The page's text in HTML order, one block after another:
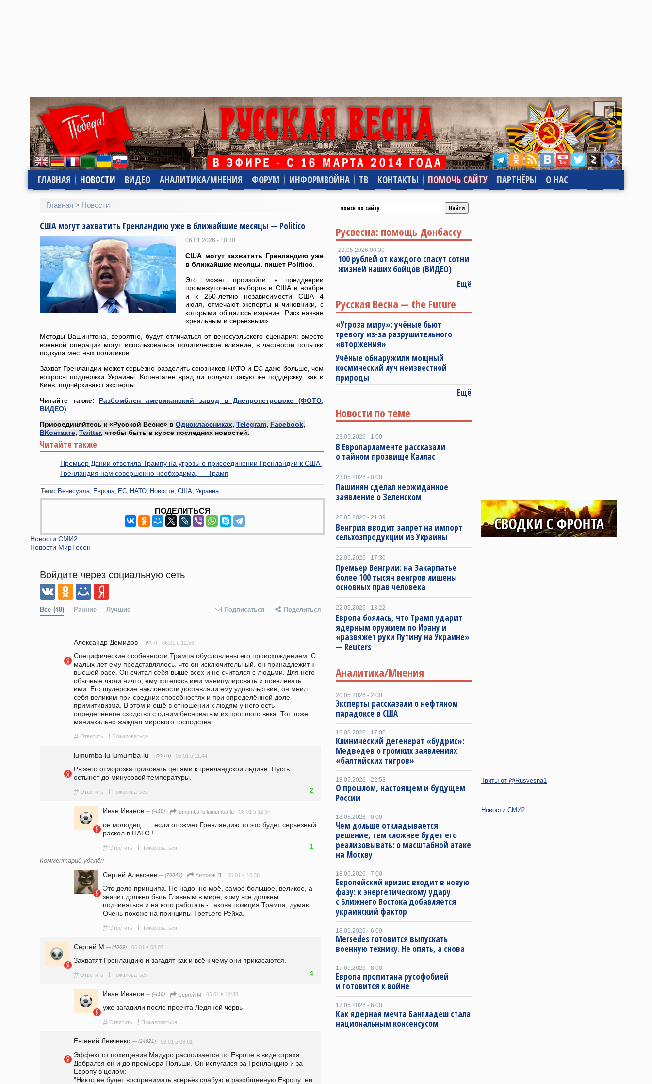
ГЛАВНАЯ НОВОСТИ ВИДЕО АНАЛИТИКА/МНЕНИЯ ФОРУМ ИНФОРМВОЙНА ТВ КОНТАКТЫ ПОМОЧЬ САЙТУ ПАРТНЁРЫ О НАС
Главная > Новости
США могут захватить Гренландию уже в ближайшие месяцы — Politico
06.01.2026 - 10:30
США могут захватить Гренландию уже
в ближайшие месяцы, пишет Politico.
Это может произойти в преддверии
промежуточных выборов в США в ноябре
и к 250-летию независимости США 4
июля, отмечают эксперты и чиновники, с
которыми общалось издание. Риск назван
«реальным и серьёзным».
Методы Вашингтона, вероятно, будут отличаться от венесуэльского сценария: вместо
военной операции могут использоваться политическое влияние, в частности попытки
подкупа местных политиков.
Захват Гренландии может серьёзно разделить союзников НАТО и ЕС даже больше, чем
вопросы поддержки Украины. Копенгаген вряд ли получит такую же поддержку, как и
Киев, подчёркивают эксперты.
Читайте также: Разбомблен американский завод в Днепропетровске (ФОТО,
ВИДЕО)
Присоединяйтесь к «Русской Весне» в Одноклассниках, Telegram, Facebook,
ВКонтакте, Twitter, чтобы быть в курсе последних новостей.
Читайте также
Премьер Дании ответила Трампу на угрозы о присоединении Гренландии к США
Гренландия нам совершенно необходима, — Трамп
Теги: Венесуэла Европа ЕС НАТО Новости США Украина
ПОДЕЛИТЬСЯ
Новости СМИ2
Новости МирТесен
Войдите через социальную сеть
Все (48) Ранние Лучшие Подписаться Поделиться
Александр Демидов — (957) 06.01 в 12:58
Специфические особенности Трампа обусловлены его происхождением. С
малых лет ему представлялось, что он исключительный, он принадлежит к
высшей расе. Он считал себя выше всех и не считался с людьми. Для него
обычные люди ничто, ему хотелось ими манипулировать и повелевать
ими. Его шулерские наклонности доставляли ему удовольствие, он мнил
себя великим при средних способностях и при определённой доле
примитивизма. В этом и ещё в отношении к людям у него есть
определённое сходство с одним бесноватым из прошлого века. Тот тоже
маниакально жаждал мирового господства.
# Ответить ! Пожаловаться
lumumba-lu lumumba-lu — (2216) 06.01 в 11:44
Рыжего отморозка приковать цепями к гренландской льдине. Пусть
остынет до минусовой температуры.
# Ответить ! Пожаловаться 2
Иван Иванов — (-418) lumumba-lu lumumba-lu 06.01 в 12:37
он молодец ..... если отожмет Гренландию то это будет серьезный
раскол в НАТО !
# Ответить ! Пожаловаться 1
Комментарий удалён
Сергей Алексеев — (70049) Антонов П. 06.01 в 10:38
Это дело принципа. Не надо, но моё, самое большое, великое, а
значит должно быть Главным в мире, кому все должны
подчиняться и на кого работать - такова позиция Трампа, думаю.
Очень похоже на принципы Третьего Рейха.
# Ответить ! Пожаловаться
Сергей М — (4009) 06.01 в 08:07
Захватят Гренландию и загадят как и всё к чему они прикасаются.
# Ответить ! Пожаловаться 4
Иван Иванов — (-418) Сергей М 06.01 в 12:38
уже загадили после проекта Ледяной червь
# Ответить ! Пожаловаться
Евгений Левченко — (24821) 06.01 в 08:01
Эффект от похищения Мадуро расползается по Европе в виде страха.
Добрался он и до премьера Польши. Он испугался за Гренландию и за
Европу в целом:
"Никто не будет воспринимать всерьёз слабую и разобщенную Европу: ни
Русвесна: помощь Донбассу
23.05.2026 00:30
100 рублей от каждого спасут сотни
жизней наших бойцов (ВИДЕО)
Ещё
Русская Весна — the Future
«Угроза миру»: учёные бьют
тревогу из-за разрушительного
«вторжения»
Учёные обнаружили мощный
космический луч неизвестной
природы
Ещё
Новости по теме
23.05.2026 - 1:00
В Европарламенте рассказали
о тайном прозвище Каллас
23.05.2026 - 0:00
Пашинян сделал неожиданное
заявление о Зеленском
22.05.2026 - 21:39
Венгрия вводит запрет на импорт
сельхозпродукции из Украины
22.05.2026 - 17:30
Премьер Венгрии: на Закарпатье
более 100 тысяч венгров лишены
основных прав человека
22.05.2026 - 13:22
Европа боялась, что Трамп ударит
ядерным оружием по Ирану и
«развяжет руки Путину на Украине»
— Reuters
Аналитика/Мнения
20.05.2026 - 2:00
Эксперты рассказали о нефтяном
парадоксе в США
19.05.2026 - 17:00
Клинический дегенерат «будрис»:
Медведев о громких заявлениях
«балтийских тигров»
18.05.2026 - 22:53
О прошлом, настоящем и будущем
России
18.05.2026 - 8:00
Чем дольше откладывается
решение, тем сложнее будет его
реализовывать: о масштабной атаке
на Москву
18.05.2026 - 7:00
Европейский кризис входит в новую
фазу: к энергетическому удару
с Ближнего Востока добавляется
украинский фактор
18.05.2026 - 6:00
Mersedes готовится выпускать
военную технику. Не опять, а снова
17.05.2026 - 8:00
Европа пропитана русофобией
и готовится к войне
17.05.2026 - 6:00
Как ядерная мечта Бангладеш стала
национальным консенсусом
Твиты от @Rusvesna1
Новости СМИ2